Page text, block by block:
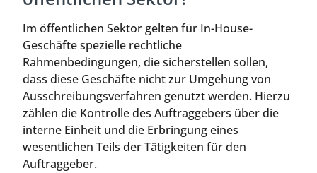
Im öffentlichen Sektor gelten für In-House-
Geschäfte spezielle rechtliche
Rahmenbedingungen, die sicherstellen sollen,
dass diese Geschäfte nicht zur Umgehung von
Ausschreibungsverfahren genutzt werden. Hierzu
zählen die Kontrolle des Auftraggebers über die
interne Einheit und die Erbringung eines
wesentlichen Teils der Tätigkeiten für den
Auftraggeber.